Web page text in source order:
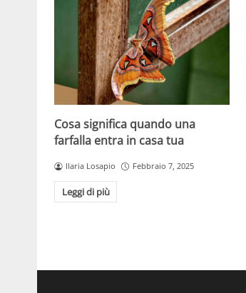
Cosa significa quando una
farfalla entra in casa tua
Ilaria Losapio Febbraio 7, 2025
Leggi di più